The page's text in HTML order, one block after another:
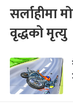
सर्लाहीमा
वृद्धको मृत्यु